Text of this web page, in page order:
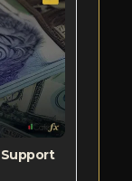
Support